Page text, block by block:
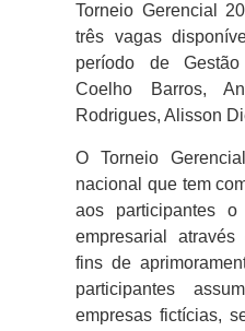
Torneio Gerencial
três vagas
período de
Coelho Barros,
Rodrigues, Alisson
O Torneio
nacional que tem
aos participantes
empresarial
fins de
participantes
empresas fictícias,